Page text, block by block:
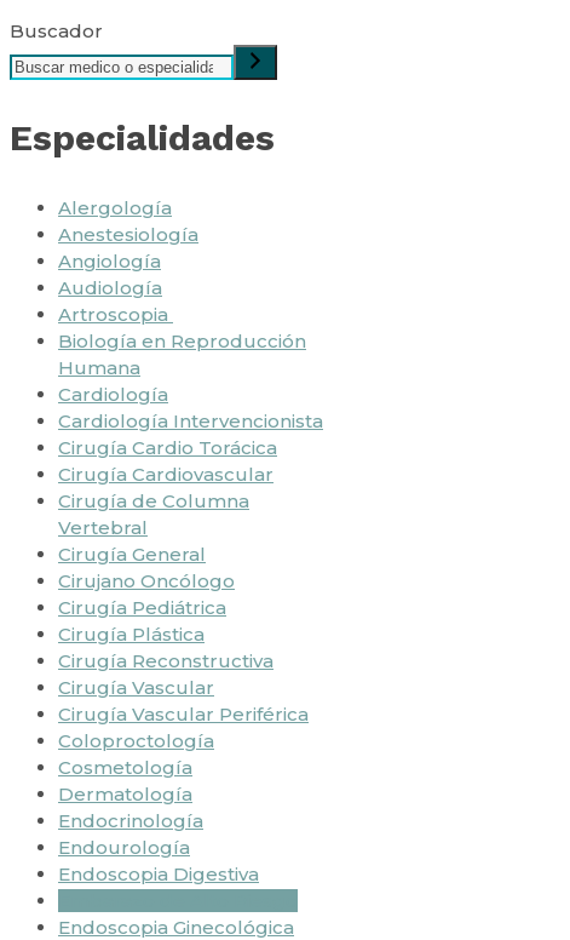
Buscador
Especialidades
Alergología
Anestesiología
Angiología
Audiología
Artroscopia
Biología en Reproducción
Humana
Cardiología
Cardiología Intervencionista
Cirugía Cardio Torácica
Cirugía Cardiovascular
Cirugía de Columna
Vertebral
Cirugía General
Cirujano Oncólogo
Cirugía Pediátrica
Cirugía Plástica
Cirugía Reconstructiva
Cirugía Vascular
Cirugía Vascular Periférica
Coloproctología
Cosmetología
Dermatología
Endocrinología
Endourología
Endoscopia Digestiva
Endoscopia Ginecológica